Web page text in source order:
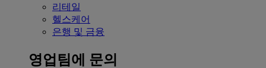
리테일
헬스케어
은행 및 금융
영업팀에 문의